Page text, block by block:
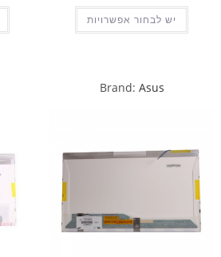
יש לבחור אפשרויות
Brand: Asus